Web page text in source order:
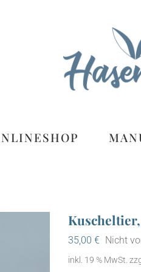
35,00 € Nicht
inkl. 19 % MwSt.